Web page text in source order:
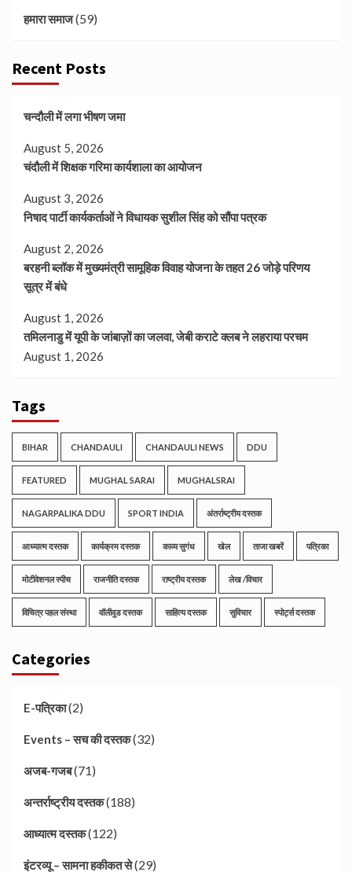
हमारा समाज(59)
Recent Posts
चन्दौली में लगा भीषण जमा
August 5, 2026
चंदौली में शिक्षक गरिमा कार्यशाला का आयोजन
August 3, 2026
निषाद पार्टी कार्यकर्ताओं ने विधायक सुशील सिंह को सौंपा पत्रक
August 2, 2026
बरहनी ब्लॉक में मुख्यमंत्री सामूहिक विवाह योजना के तहत 26 जोड़े परिणय
सूत्र में बंधे
August 1, 2026
तमिलनाडु में यूपी के जांबाज़ों का जलवा, जेबी कराटे क्लब ने लहराया परचम
August 1, 2026
Tags
BIHAR CHANDAULI CHANDAULI NEWS DDU
FEATURED MUGHAL SARAI MUGHALSRAI
NAGARPALIKA DDU SPORT INDIA अंतर्राष्ट्रीय दस्तक
आध्यात्म दस्तक कार्यक्रम दस्तक काव्य सुगंध खेल ताजा खबरें पत्रिका
मोटीवेशनल स्पीच राजनीति दस्तक राष्ट्रीय दस्तक लेख /विचार
विचित्र पहल संस्था वॉलीवुड दस्तक साहित्य दस्तक सुविचार स्पोर्ट्स दस्तक
Categories
E-पत्रिका(2)
Events – सच की दस्तक(32)
अजब-गजब(71)
अन्तर्राष्ट्रीय दस्तक(188)
आध्यात्म दस्तक(122)
इंटरव्यू – सामना हकीकत से(29)